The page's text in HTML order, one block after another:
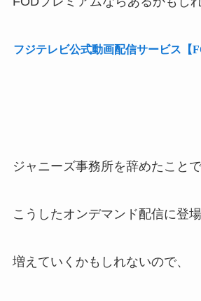
フジテレビ公式動画配信サービス【
ジャニーズ事務所を辞めたことで
こうしたオンデマンド配信に登
増えていくかもしれないので、